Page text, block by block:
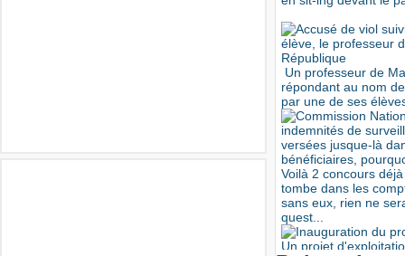
Un professeur de
répondant au nom
par une de ses
Voilà 2 concours
tombe dans les
sans eux, rien ne
quest...
Un projet